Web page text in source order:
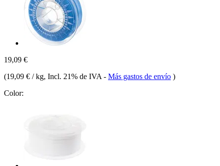
19,09 €
(19,09 € / kg, Incl. 21% de IVA - Más gastos de envío )
Color: